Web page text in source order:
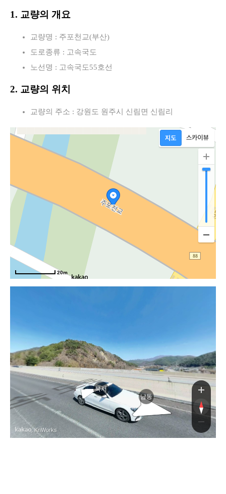
1. 교량의 개요
교량명 : 주포천교(부산)
도로종류 : 고속국도
노선명 : 고속국도55호선
2. 교량의 위치
교량의 주소 : 강원도 원주시 신림면 신림리
20m
중앙
중앙
북서
남동
, KnWorks